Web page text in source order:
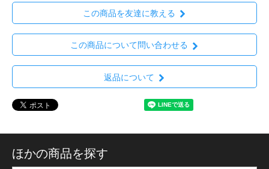
この商品を友達に教える
この商品について問い合わせる
返品について
ほかの商品を探す